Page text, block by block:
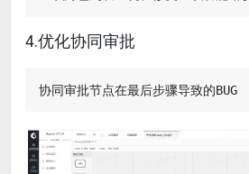
4.优化协同审批
协同审批节点在最后步骤导致的BUG